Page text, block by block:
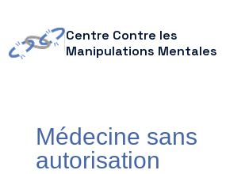
Centre Contre les
Manipulations Mentales
Médecine sans
autorisation